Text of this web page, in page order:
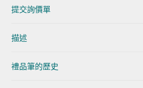
提交詢價單
描述
禮品筆的歷史